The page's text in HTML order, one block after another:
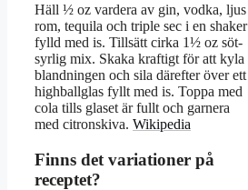
Häll ½ oz vardera av gin, vodka, ljus
rom, tequila och triple sec i en shaker
fylld med is. Tillsätt cirka 1½ oz söt-
syrlig mix. Skaka kraftigt för att kyla
blandningen och sila därefter över ett
highballglas fyllt med is. Toppa med
cola tills glaset är fullt och garnera
med citronskiva. Wikipedia
Finns det variationer på
receptet?